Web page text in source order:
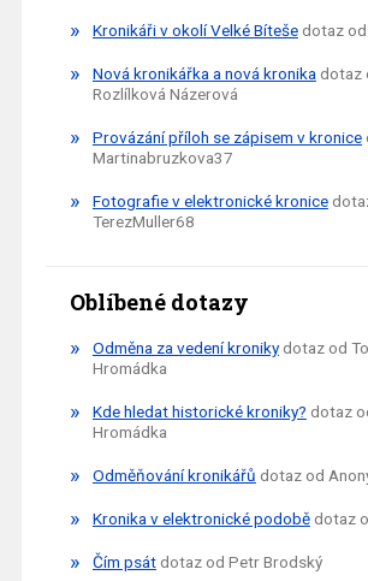
Kronikáři v okolí Velké Bítešedotaz od
Nová kronikářka a nová kronika dotaz
Rozlílková Názerová
Provázání příloh se zápisem v kronice
Martinabruzkova37
Fotografie v elektronické kronice
TerezMuller68
Oblíbené dotazy
Odměna za vedení kronikydotaz od
Hromádka
Kde hledat historické kroniky? dotaz
Hromádka
Odměňování kronikářů dotaz od
Kronika v elektronické podobědotaz
Čím psátdotaz od Petr Brodský